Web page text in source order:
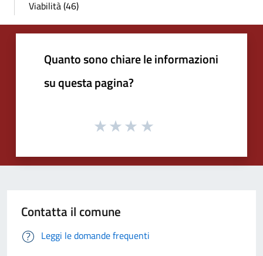
Viabilità (46)
Quanto sono chiare le informazioni
su questa pagina?
Contatta il comune
Leggi le domande frequenti